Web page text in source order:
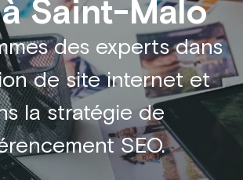
Saint-Malo
des experts dans
de site internet et
la stratégie de
SEO.